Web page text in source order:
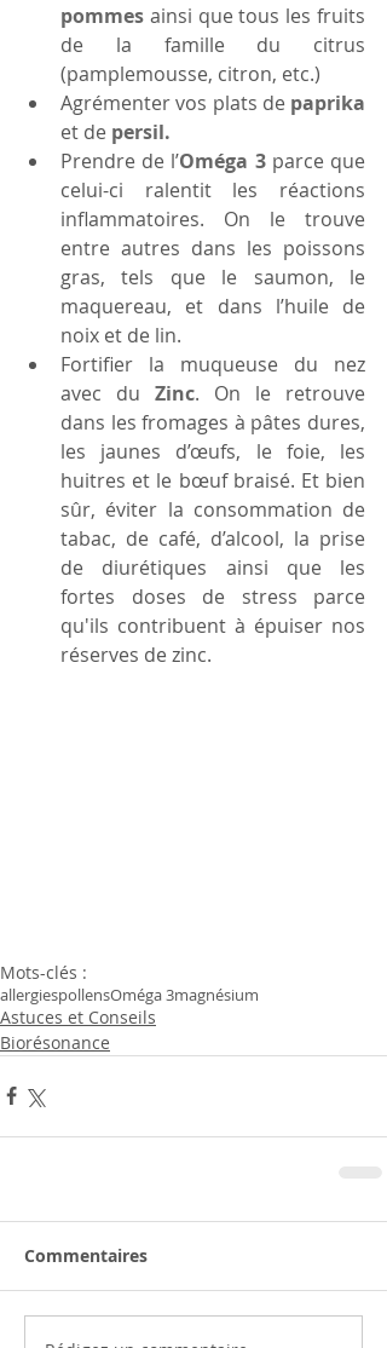
pommes ainsi que tous les fruits
de la famille du citrus
(pamplemousse, citron, etc.)
Agrémenter vos plats de paprika
et de persil.
Prendre de l’Oméga 3 parce que
celui-ci ralentit les réactions
inflammatoires. On le trouve
entre autres dans les poissons
gras, tels que le saumon, le
maquereau, et dans l’huile de
noix et de lin.
Fortifier la muqueuse du nez
avec du Zinc. On le retrouve
dans les fromages à pâtes dures,
les jaunes d’œufs, le foie, les
huitres et le bœuf braisé. Et bien
sûr, éviter la consommation de
tabac, de café, d’alcool, la prise
de diurétiques ainsi que les
fortes doses de stress parce
qu'ils contribuent à épuiser nos
réserves de zinc.
Mots-clés :
allergiespollensOméga 3magnésium
Astuces et Conseils
Biorésonance
Commentaires